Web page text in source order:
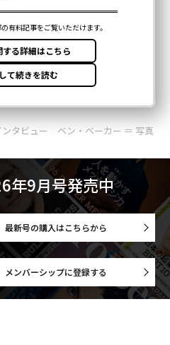
ンタビュー ベン・ベーカー ＝ 写真
年9月号発売中
最新号の購入はこちらから
メンバーシップに登録する